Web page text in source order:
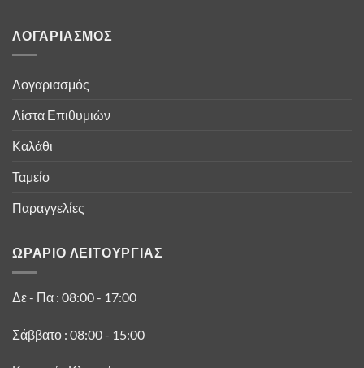
ΛΟΓΑΡΙΑΣΜΟΣ
Λογαριασμός
Λίστα Επιθυμιών
Καλάθι
Ταμείο
Παραγγελίες
ΩΡΑΡΙΟ ΛΕΙΤΟΥΡΓΙΑΣ
Δε - Πα : 08:00 - 17:00
Σάββατο : 08:00 - 15:00